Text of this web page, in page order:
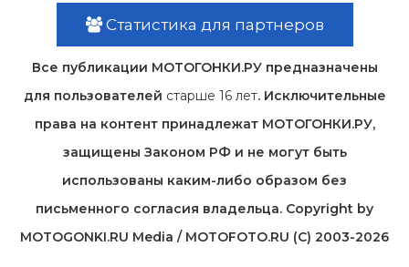
Статистика для партнеров
Все публикации МОТОГОНКИ.РУ предназначены
для пользователей старше 16 лет. Исключительные
права на контент принадлежат МОТОГОНКИ.РУ,
защищены Законом РФ и не могут быть
использованы каким-либо образом без
письменного согласия владельца. Copyright by
MOTOGONKI.RU Media / MOTOFOTO.RU (C) 2003-2026